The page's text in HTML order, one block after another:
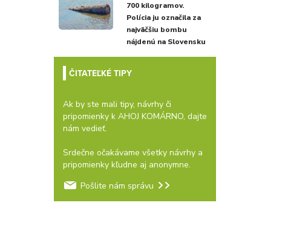
700 kilogramov.
Polícia ju označila za
najväčšiu bombu
nájdenú na Slovensku
ČITATEĽKÉ TIPY
Ak by ste mali tipy, návrhy či
pripomienky k AHOJ KOMÁRNO, dajte
nám vedieť.
Srdečne očakávame všetky návrhy a
pripomienky kľudne aj anonymne.
Pošlite nám správu